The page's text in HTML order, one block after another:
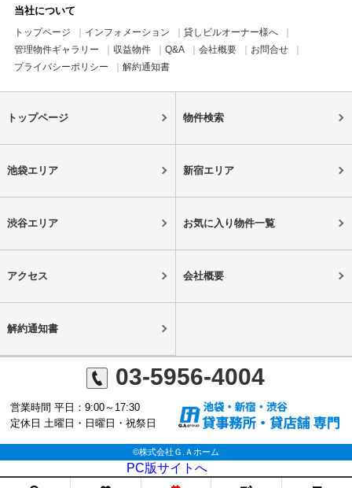
当社について
トップページ インフォメーション
貸しビルオーナー様へ
管理物件ギャラリー
収益物件 Q&A 会社概要
お問合せ
プライバシーポリシー
解約通知書
トップページ 物件検索
池袋エリア 新宿エリア
渋谷エリア お気に入り物件一覧
アクセス 会社概要
解約通知書
03-5956-4004
営業時間 平日：9:00～17:30
定休日 土曜日・日曜日・祝祭日
©株式会社Ｇ.Ａホーム
PC版サイトへ